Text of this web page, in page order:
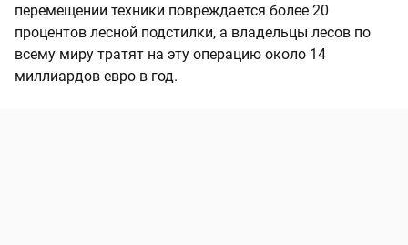
перемещении техники повреждается более 20
процентов лесной подстилки, а владельцы лесов по
всему миру тратят на эту операцию около 14
миллиардов евро в год.